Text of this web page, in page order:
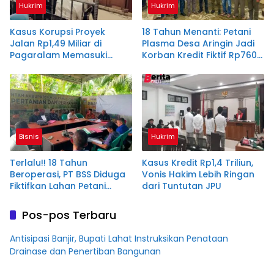
Hukrim
Kasus Korupsi Proyek
Jalan Rp1,49 Miliar di
Pagaralam Memasuki
Terdakwa Dituntut 2,5
Tahun Penjara
Hukrim
18 Tahun Menanti: Petani
Plasma Desa Aringin Jadi
Korban Kredit Fiktif Rp760
Bisnis
Terlalu!! 18 Tahun
Beroperasi, PT BSS Diduga
Fiktifkan Lahan Petani
Hukrim
Kasus Kredit Rp1,4 Triliun,
Vonis Hakim Lebih Ringan
dari Tuntutan JPU
Pos-pos Terbaru
Antisipasi Banjir, Bupati Lahat Instruksikan Penataan
Drainase dan Penertiban Bangunan